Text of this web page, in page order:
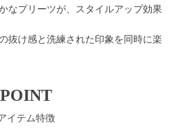
なプリーツが、スタイルアップ効果
抜け感と洗練された印象を同時に楽
POINT
イテム特徴